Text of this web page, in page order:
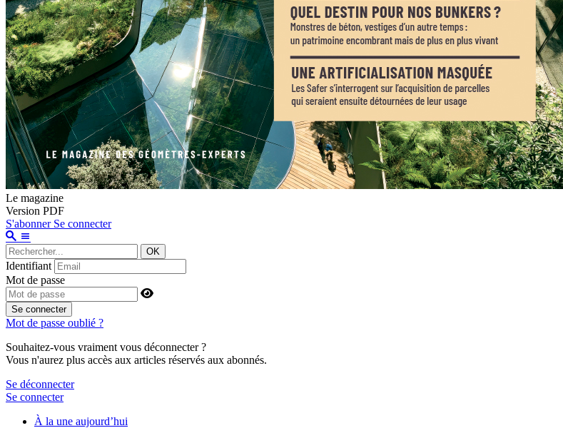
Le magazine
Version PDF
S'abonner Se connecter
OK
Identifiant
Mot de passe
Se connecter
Mot de passe oublié ?
Souhaitez-vous vraiment vous déconnecter ?
Vous n'aurez plus accès aux articles réservés aux abonnés.
Se déconnecter
Se connecter
À la une aujourd’hui